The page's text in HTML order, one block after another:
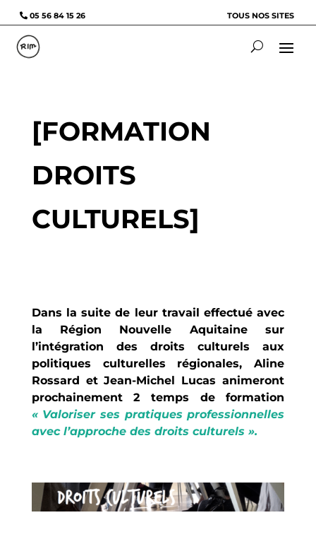
05 56 84 15 26 TOUS NOS SITES
[FORMATION
DROITS
CULTURELS]
Dans la suite de leur travail effectué avec
la Région Nouvelle Aquitaine sur
l’intégration des droits culturels aux
politiques culturelles régionales, Aline
Rossard et Jean-Michel Lucas animeront
prochainement 2 temps de formation
« Valoriser ses pratiques professionnelles
avec l’approche des droits culturels ».